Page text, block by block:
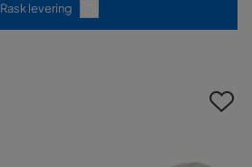
Rask levering